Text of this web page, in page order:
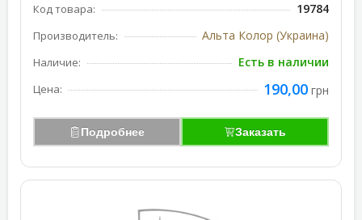
Код товара: 19784
Производитель: Альта Колор (Украина)
Наличие: Есть в наличии
Цена: 190,00 грн
Подробнее Заказать